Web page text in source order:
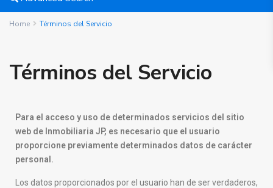
Home Términos del Servicio
Términos del Servicio
Para el acceso y uso de determinados servicios del sitio
web de Inmobiliaria JP, es necesario que el usuario
proporcione previamente determinados datos de carácter
personal.
Los datos proporcionados por el usuario han de ser verdaderos,